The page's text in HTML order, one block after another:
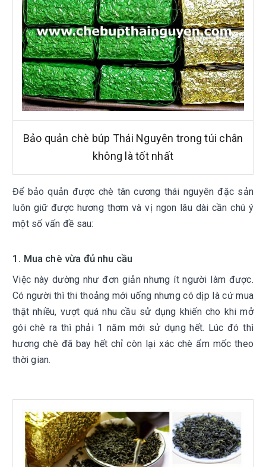
Bảo quản chè búp Thái Nguyên trong túi chân
không là tốt nhất
Để bảo quản được chè tân cương thái nguyên đặc sản
luôn giữ được hương thơm và vị ngon lâu dài cần chú ý
một số vấn đề sau:
1. Mua chè vừa đủ nhu cầu
Việc này dường như đơn giản nhưng ít người làm được.
Có người thì thi thoảng mới uống nhưng có dịp là cứ mua
thật nhiều, vượt quá nhu cầu sử dụng khiến cho khi mở
gói chè ra thì phải 1 năm mới sử dụng hết. Lúc đó thì
hương chè đã bay hết chỉ còn lại xác chè ẩm mốc theo
thời gian.